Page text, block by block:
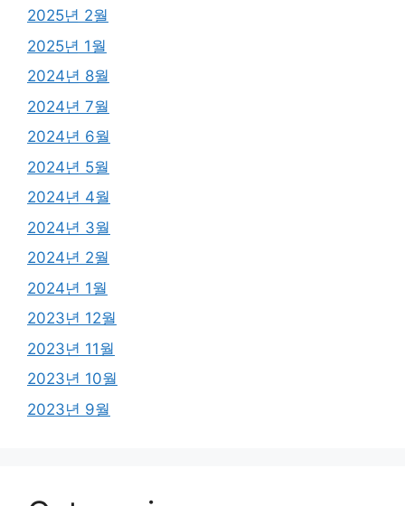
2025년 2월
2025년 1월
2024년 8월
2024년 7월
2024년 6월
2024년 5월
2024년 4월
2024년 3월
2024년 2월
2024년 1월
2023년 12월
2023년 11월
2023년 10월
2023년 9월